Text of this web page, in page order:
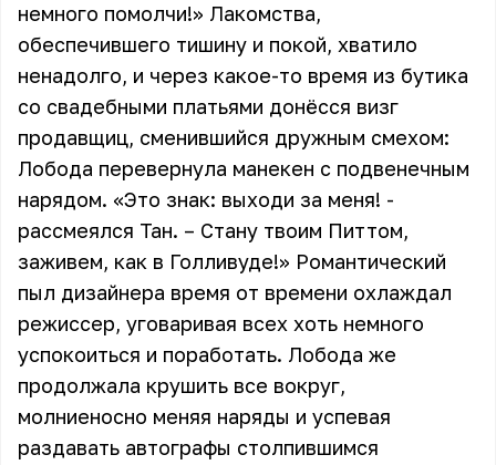
немного помолчи!» Лакомства,
обеспечившего тишину и покой, хватило
ненадолго, и через какое-то время из бутика
со свадебными платьями донёсся визг
продавщиц, сменившийся дружным смехом:
Лобода перевернула манекен с подвенечным
нарядом. «Это знак: выходи за меня! -
рассмеялся Тан. – Стану твоим Питтом,
заживем, как в Голливуде!» Романтический
пыл дизайнера время от времени охлаждал
режиссер, уговаривая всех хоть немного
успокоиться и поработать. Лобода же
продолжала крушить все вокруг,
молниеносно меняя наряды и успевая
раздавать автографы столпившимся